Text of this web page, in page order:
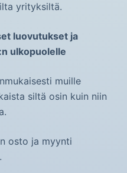
yrityksiltä.
luovutukset ja
ulkopuolelle
muille
siltä osin kuin niin
osto ja myynti